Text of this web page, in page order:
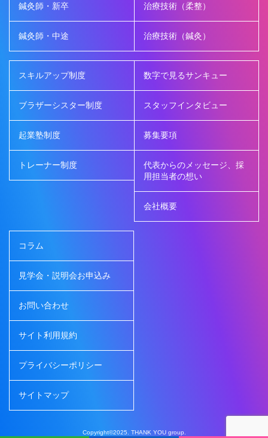
鍼灸師・新卒
鍼灸師・中途
治療技術（柔整）
治療技術（鍼灸）
スキルアップ制度
ブラザーシスター制度
起業塾制度
トレーナー制度
数字で見るサンキュー
スタッフインタビュー
募集要項
代表からのメッセージ、採
用担当者の想い
会社概要
コラム
見学会・説明会お申込み
お問い合わせ
サイト利用規約
プライバシーポリシー
サイトマップ
Copyright©2025. THANK YOU group.